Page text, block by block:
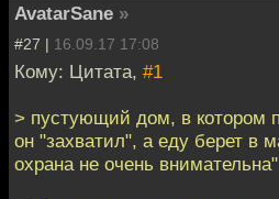
AvatarSane »
#27 | 16.09.17 17:08
Кому: Цитата, #1
> пустующий дом, в котором
он "захватил", а еду берет в
охрана не очень внимательна"